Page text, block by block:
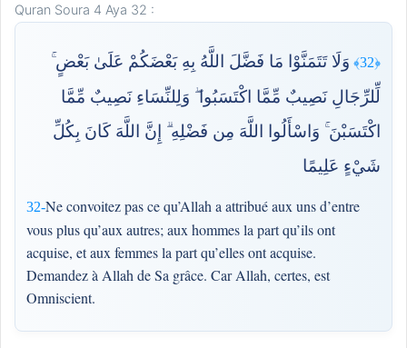
Quran Soura 4 Aya 32 :
﴿32﴾
وَلَا تَتَمَنَّوْا مَا فَضَّلَ اللَّهُ بِهِ بَعْضَكُمْ عَلَىٰ بَعْضٍ ۚ
لِّلرِّجَالِ نَصِيبٌ مِّمَّا اكْتَسَبُوا ۖ وَلِلنِّسَاءِ نَصِيبٌ مِّمَّا
اكْتَسَبْنَ ۚ وَاسْأَلُوا اللَّهَ مِن فَضْلِهِ ۗ إِنَّ اللَّهَ كَانَ بِكُلِّ
شَيْءٍ عَلِيمًا
32-Ne convoitez pas ce qu’Allah a attribué aux uns d’entre
vous plus qu’aux autres; aux hommes la part qu’ils ont
acquise, et aux femmes la part qu’elles ont acquise.
Demandez à Allah de Sa grâce. Car Allah, certes, est
Omniscient.